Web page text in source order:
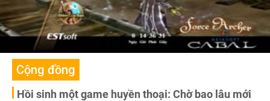
Cộng đồng
Hồi sinh một game huyền thoại: Chờ bao lâu mới